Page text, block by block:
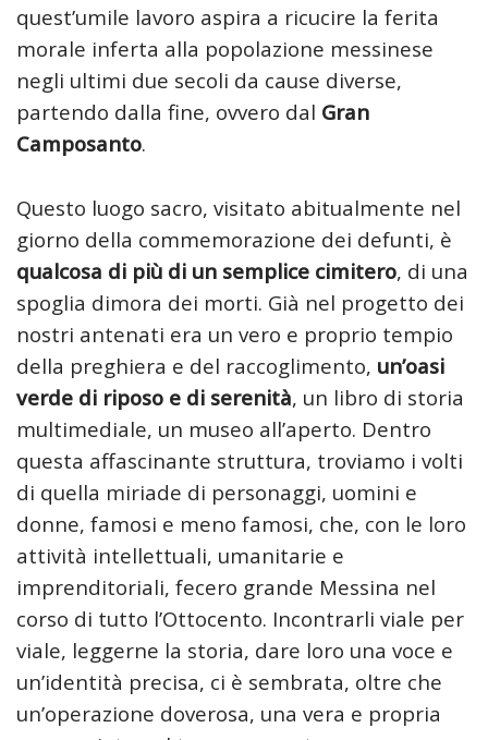
quest’umile lavoro aspira a ricucire la ferita
morale inferta alla popolazione messinese
negli ultimi due secoli da cause diverse,
partendo dalla fine, ovvero dal Gran
Camposanto.
Questo luogo sacro, visitato abitualmente nel
giorno della commemorazione dei defunti, è
qualcosa di più di un semplice cimitero, di una
spoglia dimora dei morti. Già nel progetto dei
nostri antenati era un vero e proprio tempio
della preghiera e del raccoglimento, un’oasi
verde di riposo e di serenità, un libro di storia
multimediale, un museo all’aperto. Dentro
questa affascinante struttura, troviamo i volti
di quella miriade di personaggi, uomini e
donne, famosi e meno famosi, che, con le loro
attività intellettuali, umanitarie e
imprenditoriali, fecero grande Messina nel
corso di tutto l’Ottocento. Incontrarli viale per
viale, leggerne la storia, dare loro una voce e
un’identità precisa, ci è sembrata, oltre che
un’operazione doverosa, una vera e propria